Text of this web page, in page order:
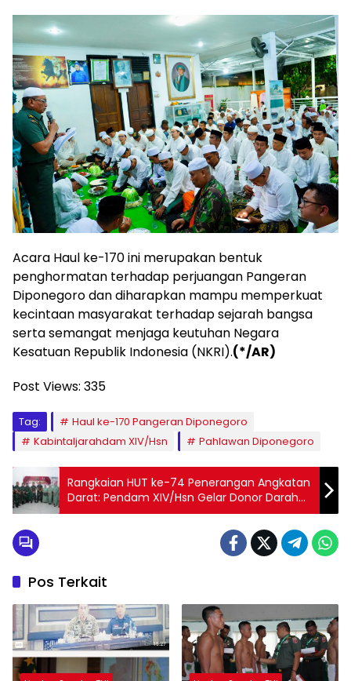
Acara Haul ke-170 ini merupakan bentuk
penghormatan terhadap perjuangan Pangeran
Diponegoro dan diharapkan mampu memperkuat
kecintaan masyarakat terhadap sejarah bangsa
serta semangat menjaga keutuhan Negara
Kesatuan Republik Indonesia (NKRI).(*/AR)
Post Views: 335
Tag:
Haul ke-170 Pangeran Diponegoro
Kabintaljarahdam XIV/Hsn
Pahlawan Diponegoro
Rangkaian HUT ke-74 Penerangan Angkatan
Darat: Pendam XIV/Hsn Gelar Donor Darah
dan Anjangsana
Pos Terkait